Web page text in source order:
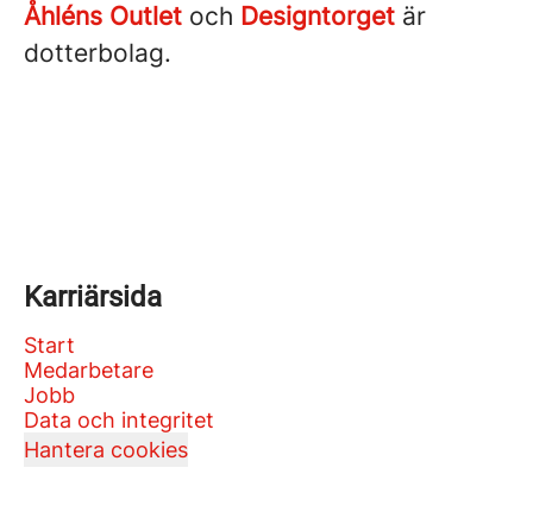
Åhléns Outlet och Designtorget är
dotterbolag.
Karriärsida
Start
Medarbetare
Jobb
Data och integritet
Hantera cookies